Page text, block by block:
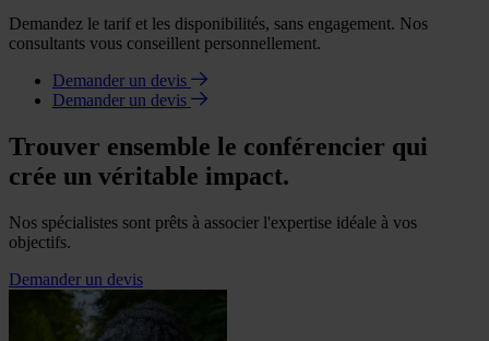
Demandez le tarif et les disponibilités, sans engagement. Nos
consultants vous conseillent personnellement.
Demander un devis
Demander un devis
Trouver ensemble le conférencier qui
crée un véritable impact.
Nos spécialistes sont prêts à associer l'expertise idéale à vos
objectifs.
Demander un devis